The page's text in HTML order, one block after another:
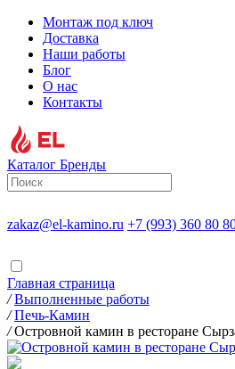
Монтаж под ключ
Доставка
Наши работы
Блог
О нас
Контакты
Каталог Бренды
zakaz@el-kamino.ru +7 (993) 360 80
Главная страница
/ Выполненные работы
/ Печь-Камин
/ Островной камин в ресторане